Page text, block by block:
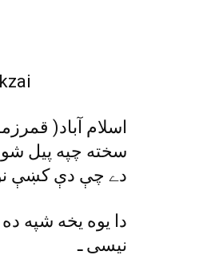
اسلام آباد(
سخته چپه پيل
دے چې دې کښې
دا يوه يخه شپه
نيسى ـ